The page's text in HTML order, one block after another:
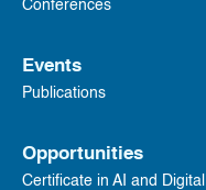
Conferences
Events
Publications
Opportunities
Certificate in AI and